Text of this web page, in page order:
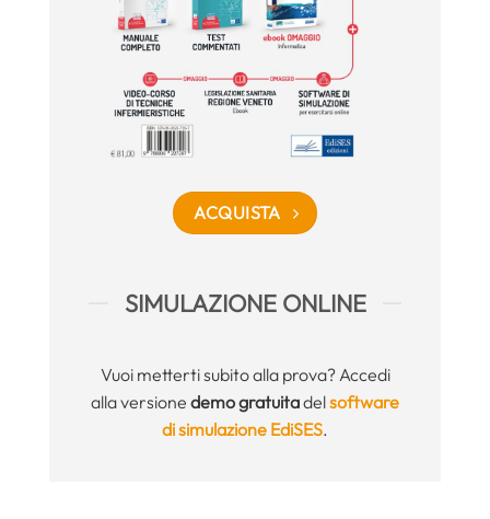
ACQUISTA
SIMULAZIONE ONLINE
Vuoi metterti subito alla prova? Accedi
alla versione demo gratuitadelsoftware
di simulazione EdiSES.